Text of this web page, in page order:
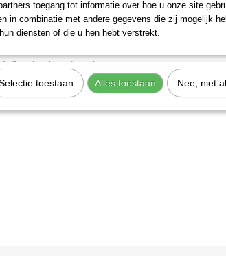
0,09 Kg
model -a 20/25.
behoeve van ISO 6432 cilinder.
Gegalvaniseerd staal
88,414 g
toegang tot informatie over hoe u onze site
in combinatie met andere gegevens die zij mogelijk
diensten of die u hen hebt verstrekt.
toestaan Alles toestaan Nee, niet